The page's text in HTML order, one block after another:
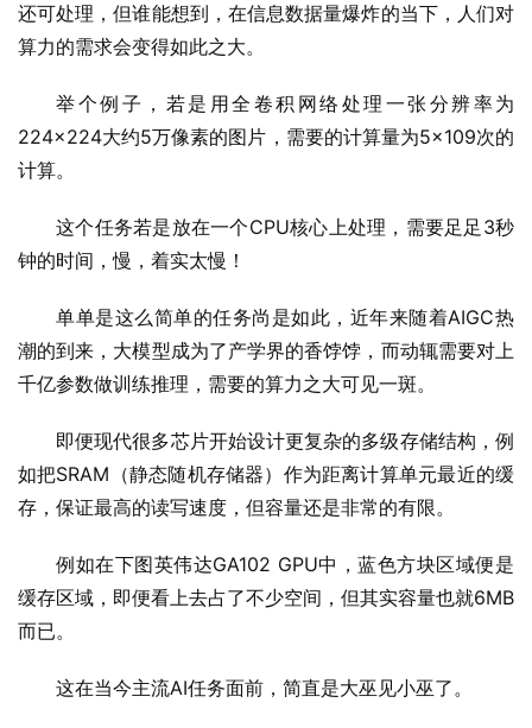
还可处理，但谁能想到，在信息数据量爆炸的当下，人们对
算力的需求会变得如此之大。
举个例子，若是用全卷积网络处理一张分辨率为
224×224大约5万像素的图片，需要的计算量为5×109次的
计算。
这个任务若是放在一个CPU核心上处理，需要足足3秒
钟的时间，慢，着实太慢！
单单是这么简单的任务尚是如此，近年来随着AIGC热
潮的到来，大模型成为了产学界的香饽饽，而动辄需要对上
千亿参数做训练推理，需要的算力之大可见一斑。
即便现代很多芯片开始设计更复杂的多级存储结构，例
如把SRAM（静态随机存储器）作为距离计算单元最近的缓
存，保证最高的读写速度，但容量还是非常的有限。
例如在下图英伟达GA102 GPU中，蓝色方块区域便是
缓存区域，即便看上去占了不少空间，但其实容量也就6MB
而已。
这在当今主流AI任务面前，简直是大巫见小巫了。